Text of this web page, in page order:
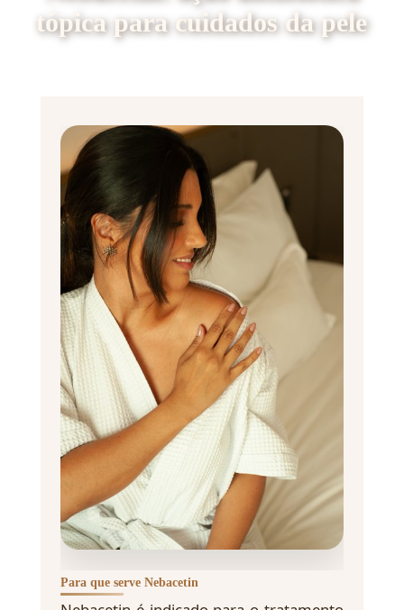
tópica para cuidados da pele
Para que serve Nebacetin